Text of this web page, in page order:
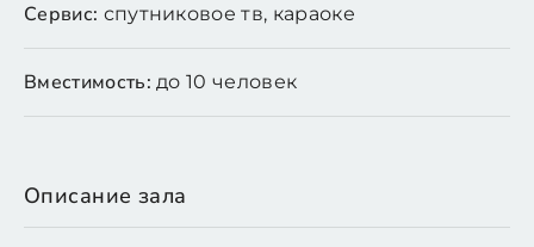
Сервис: спутниковое тв, караоке
Вместимость: до 10 человек
Описание зала